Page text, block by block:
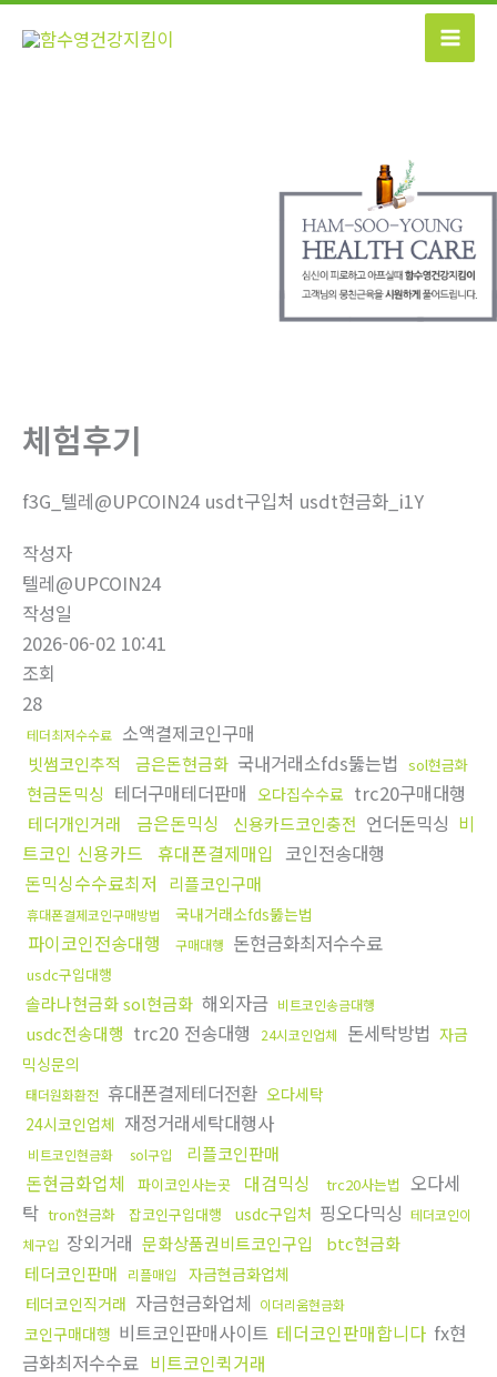
콘
체험후기
f3G_텔레@UPCOIN24 usdt구입처 usdt현금화_i1Y
작성자
텔레@UPCOIN24
작성일
2026-06-02 10:41
조회
28
테더최저수수료 소액결제코인구매
빗썸코인추적 금은돈현금화 국내거래소fds뚫는법 sol현금화
현금돈믹싱 테더구매테더판매 오다집수수료 trc20구매대행
테더개인거래 금은돈믹싱 신용카드코인충전 언더돈믹싱 비
트코인 신용카드 휴대폰결제매입 코인전송대행
돈믹싱수수료최저
리플코인구매
휴대폰결제코인구매방법 국내거래소fds뚫는법
파이코인전송대행 구매대행 돈현금화최저수수료
usdc구입대행
솔라나현금화 sol현금화 해외자금 비트코인송금대행
usdc전송대행 trc20 전송대행 24시코인업체 돈세탁방법 자금
믹싱문의
태더원화환전 휴대폰결제테더전환 오다세탁
24시코인업체 재정거래세탁대행사
비트코인현금화 sol구입 리플코인판매
돈현금화업체 파이코인사는곳 대검믹싱 trc20사는법 오다세
탁 tron현금화 잡코인구입대행 usdc구입처 핑오다믹싱 테더코인이
체구입 장외거래 문화상품권비트코인구입
btc현금화
테더코인판매
리플매입
자금현금화업체
테더코인직거래 자금현금화업체 이더리움현금화
코인구매대행 비트코인판매사이트 테더코인판매합니다 fx현
금화최저수수료 비트코인퀵거래